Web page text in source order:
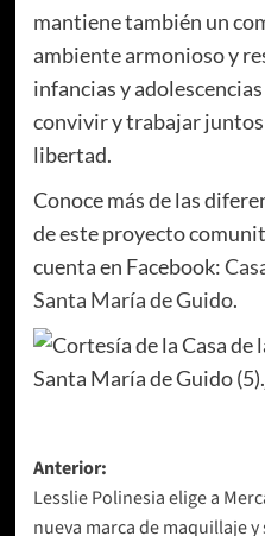
mantiene también un
ambiente armonioso y
infancias y
convivir y trabajar juntos
libertad.
Conoce más de las
de este proyecto
cuenta en Facebook:
Santa María de Guido.
Navegación
de
Anterior:
Lesslie Polinesia elige a
nueva marca de maquillaje y